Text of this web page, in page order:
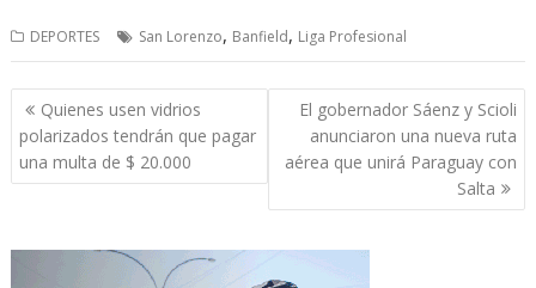
DEPORTES San Lorenzo, Banfield, Liga Profesional
Navegación
de
entradas
Quienes usen vidrios
polarizados tendrán que pagar
una multa de $ 20.000
El gobernador Sáenz y Scioli
anunciaron una nueva ruta
aérea que unirá Paraguay con
Salta